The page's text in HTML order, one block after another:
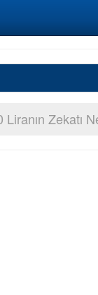
Liranın Zekatı